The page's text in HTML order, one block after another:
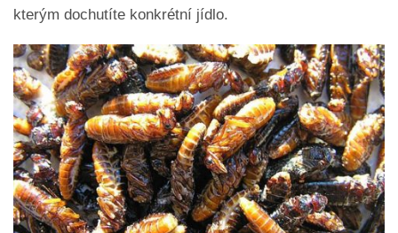
kterým dochutíte konkrétní jídlo.